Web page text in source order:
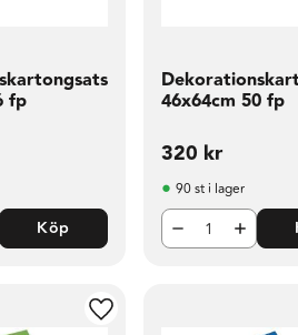
fp
Köp
46x64cm 50 fp
320 kr
90 st i lager
Lägg till i favoriter